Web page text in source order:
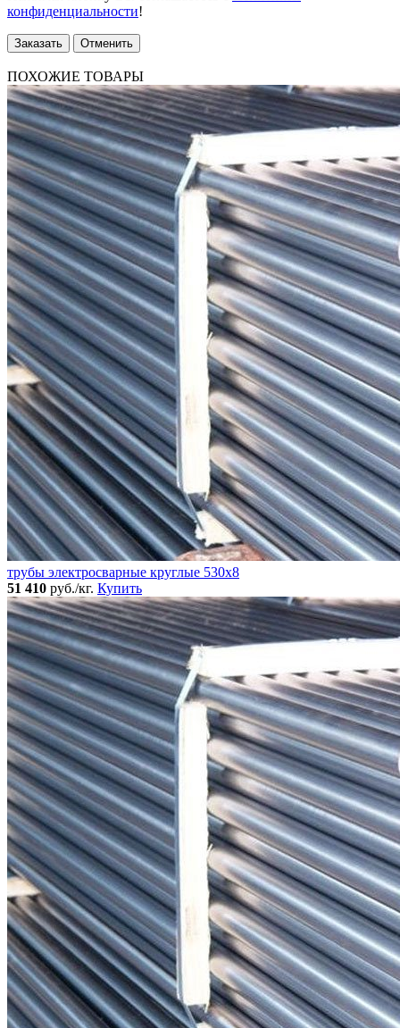
конфиденциальности!
Заказать Отменить
ПОХОЖИЕ ТОВАРЫ
трубы электросварные круглые 530x8
51 410 руб./кг. Купить